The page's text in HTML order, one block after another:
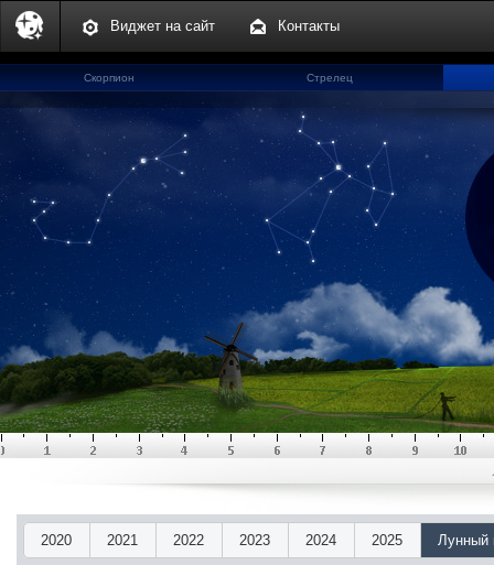
Виджет на сайт Контакты
Скорпион
Стрелец
2020 2021 2022 2023 2024 2025 Лунный